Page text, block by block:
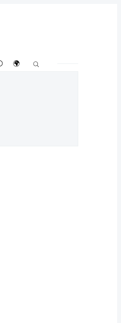
🌍